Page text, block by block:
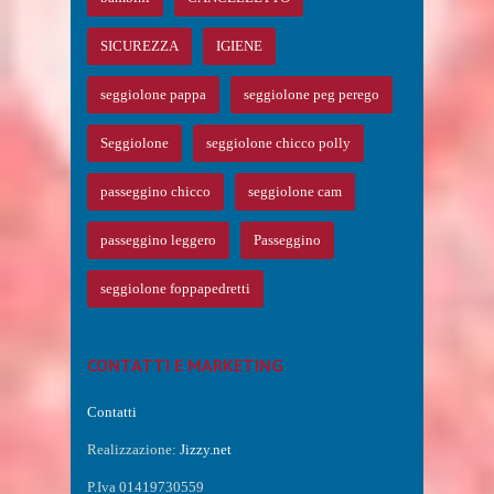
SICUREZZA IGIENE
seggiolone pappa seggiolone peg perego
Seggiolone seggiolone chicco polly
passeggino chicco seggiolone cam
passeggino leggero Passeggino
seggiolone foppapedretti
CONTATTI E MARKETING
Contatti
Realizzazione: Jizzy.net
P.Iva 01419730559